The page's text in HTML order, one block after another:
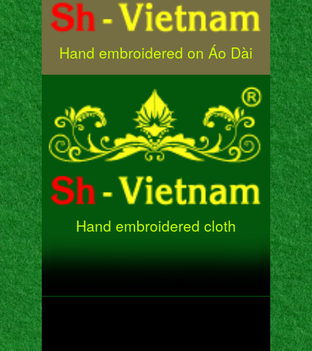
Hand embroidered on Áo Dài
Hand embroidered cloth